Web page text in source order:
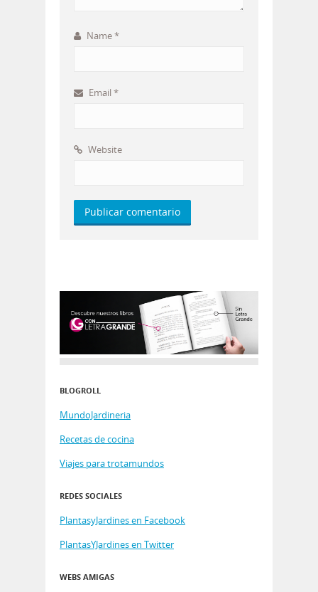
Name*
Email *
Website
BLOGROLL
MundoJardineria
Recetas de cocina
Viajes para trotamundos
REDES SOCIALES
PlantasyJardines en Facebook
PlantasYJardines en Twitter
WEBS AMIGAS